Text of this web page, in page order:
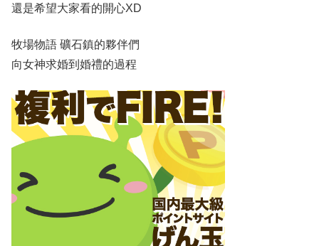
還是希望大家看的開心XD
牧場物語 礦石鎮的夥伴們
向女神求婚到婚禮的過程